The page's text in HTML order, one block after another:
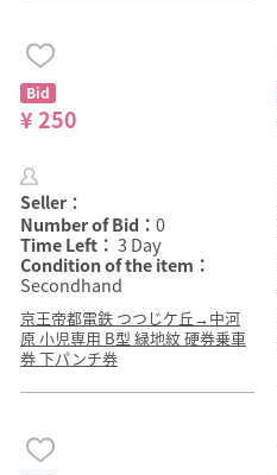
Bid
¥ 250
Seller：
Number of Bid： 0
Time Left： 3 Day
Condition of the item：
Secondhand
京王帝都電鉄 つつじケ丘→中河
原 小児専用 B型 緑地紋 硬券乗車
券 下パンチ券